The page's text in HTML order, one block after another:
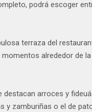
podrá escoger
terraza del
alrededor de
arroces y
y zamburiñas o el de